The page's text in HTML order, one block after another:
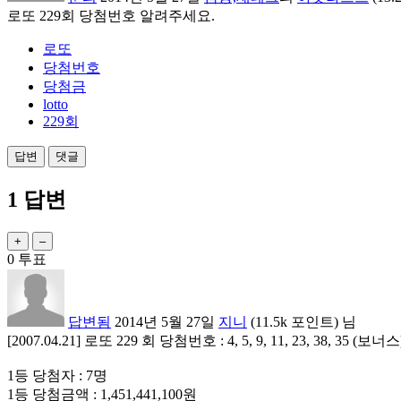
로또 229회 당첨번호 알려주세요.
로또
당첨번호
당첨금
lotto
229회
1 답변
0 투표
답변됨 2014년 5월 27일 지니 (11.5k 포인트) 님
[2007.04.21] 로또 229 회 당첨번호 : 4, 5, 9, 11, 23, 38, 35 (보너
1등 당첨자 : 7명
1등 당첨금액 : 1,451,441,100원